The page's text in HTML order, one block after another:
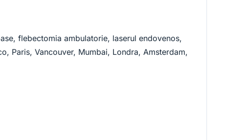
flebectomia ambulatorie, laserul endovenos,
Paris, Vancouver, Mumbai, Londra, Amsterdam,